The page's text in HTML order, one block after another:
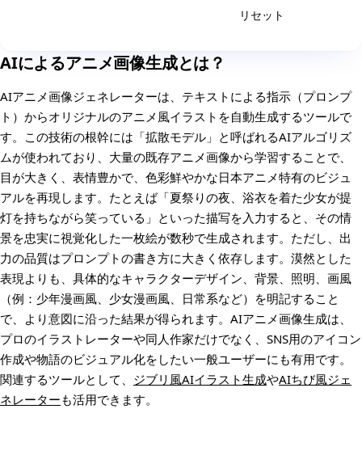
リセット
AIによるアニメ画像生成とは？
AIアニメ画像ジェネレーターは、テキストによる指示（プロンプ
ト）からオリジナルのアニメ風イラストを自動生成するツールで
す。この技術の根幹には「拡散モデル」と呼ばれるAIアルゴリズ
ムが使われており、大量の既存アニメ画像から学習することで、
目が大きく、表情豊かで、色彩鮮やかな日本アニメ特有のビジュ
アルを再現します。たとえば「夏祭りの夜、浴衣を着た少女が提
灯を持ちながら笑っている」といった描写を入力すると、その情
景を忠実に視覚化した一枚絵が数秒で生成されます。ただし、出
力の品質はプロンプトの書き方に大きく依存します。漠然とした
表現よりも、具体的なキャラクターデザイン、背景、照明、画風
（例：少年漫画風、少女漫画風、日常系など）を明記すること
で、より意図に沿った結果が得られます。AIアニメ画像生成は、
プロのイラストレーターや同人作家だけでなく、SNS用のアイコン
作成や物語のビジュアル化をしたい一般ユーザーにも有用です。
関連するツールとして、 ジブリ風AIイラスト生成やAIちび風ジェ
ネレーターも活用できます。